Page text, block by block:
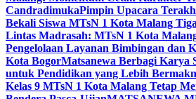
CandradimukaPimpin Upacara
Bekali Siswa MTsN 1 Kota Malang
Lintas Madrasah: MTsN 1 Kota
Pengelolaan Layanan Bimbingan dan
Kota BogorMatsanewa Berbagi Karya
untuk Pendidikan yang Lebih
Kelas 9 MTsN 1 Kota Malang Tetap